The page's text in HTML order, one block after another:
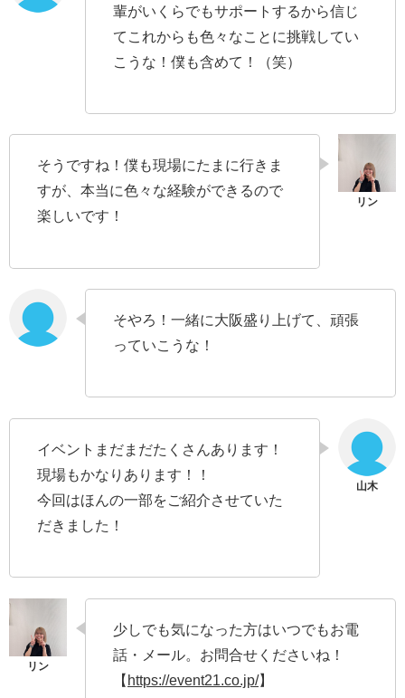
輩がいくらでもサポートするから信じ
てこれからも色々なことに挑戦してい
こうな！僕も含めて！（笑）
そうですね！僕も現場にたまに行きま
すが、本当に色々な経験ができるので
楽しいです！
そやろ！一緒に大阪盛り上げて、頑張
っていこうな！
イベントまだまだたくさんあります！
現場もかなりあります！！
今回はほんの一部をご紹介させていた
だきました！
少しでも気になった方はいつでもお電
話・メール。お問合せくださいね！
【 https://event21.co.jp/】